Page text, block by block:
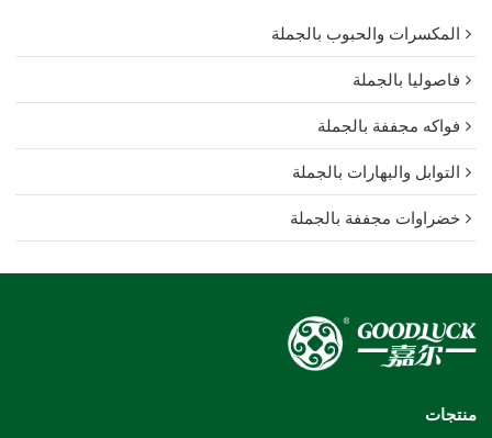
المكسرات والحبوب بالجملة
فاصوليا بالجملة
فواكه مجففة بالجملة
التوابل والبهارات بالجملة
خضراوات مجففة بالجملة
منتجات